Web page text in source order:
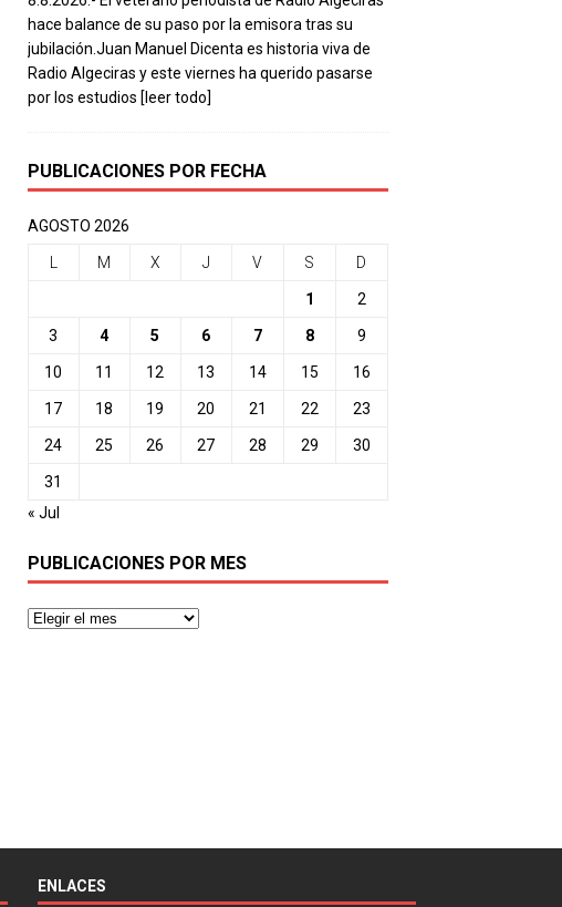
hace balance de su paso por la emisora tras su
jubilación.Juan Manuel Dicenta es historia viva de
Radio Algeciras y este viernes ha querido pasarse
por los estudios [leer todo]
PUBLICACIONES POR FECHA
AGOSTO 2026
M X J V S D
1 2
3 4 5 6 7 8 9
10 11 12 13 14 15 16
17 18 19 20 21 22 23
24 25 26 27 28 29 30
31
« Jul
PUBLICACIONES POR MES
ENLACES